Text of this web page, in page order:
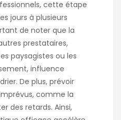
cette étape
jours à plusieurs
de noter que la
prestataires,
paysagistes ou les
influence
De plus, prévoir
comme la
des retards. Ainsi,